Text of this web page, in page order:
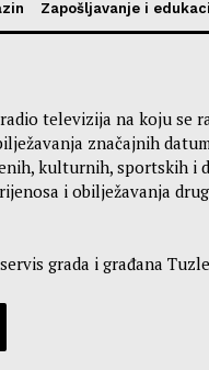
Zapošljavanje i
televizija na koju se
značajnih
kulturnih, sportskih i
i obilježavanja
grada i građana